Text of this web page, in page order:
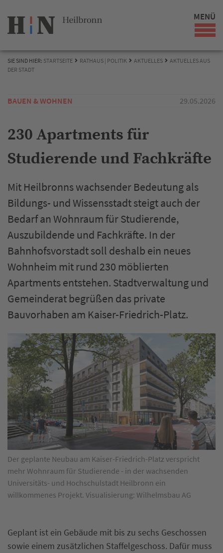
MENÜ
SIE SIND HIER: STARTSEITE RATHAUS | POLITIK AKTUELLES
AKTUELLES AUS
DER STADT
BAUEN & WOHNEN 29.05.2026
230 Apartments für
Studierende und Fachkräfte
Mit Heilbronns wachsender Bedeutung als
Bildungs- und Wissensstadt steigt auch der
Bedarf an Wohnraum für Studierende,
Auszubildende und Fachkräfte. In der
Bahnhofsvorstadt soll deshalb ein neues
Wohnheim mit rund 230 möblierten
Apartments entstehen. Stadtverwaltung und
Gemeinderat begrüßen das private
Bauvorhaben am Kaiser-Friedrich-Platz.
Der geplante Neubau am Kaiser-Friedrich-Platz verspricht
mehr Wohnraum für Studierende - in der wachsenden
Universitäts- und Hochschulstadt Heilbronn ein
willkommenes Projekt. Visualisierung: Wilhelmsbau AG
Geplant ist ein Gebäude mit bis zu sechs Geschossen
sowie einem zusätzlichen Staffelgeschoss. Dafür muss